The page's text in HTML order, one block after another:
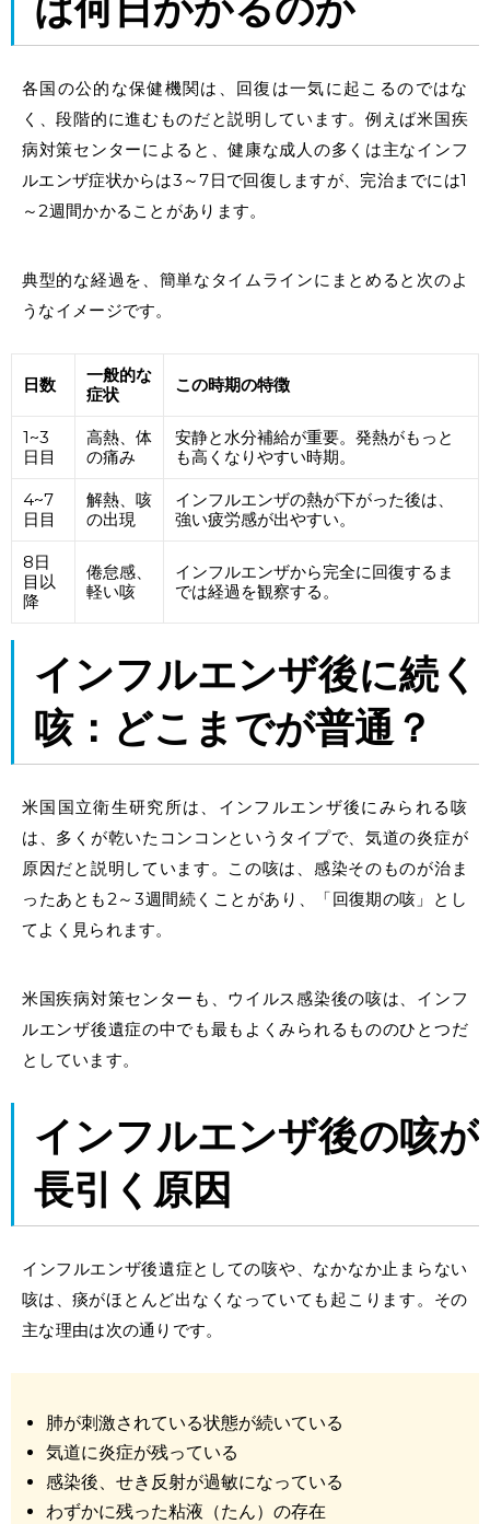
は何日 かかるのか
各国の公的な保健機関は、回復は一気に起こるのではな
く、段階的に進むものだと説明しています。例えば米国疾
病対策センターによると、健康な成人の多くは主なインフ
ルエンザ症状からは3～7日で回復しますが、 完治までには1
～2週間かかることがあります。
典型的な経過を、簡単なタイムラインにまとめると次のよ
うなイメージです。
日数
一般的な
症状
この時期の特徴
1~3
日目
高熱、体
の痛み
安静と水分補給が重要。発熱がもっと
も高くなりやすい時期。
4~7
日目
解熱、 咳
の出現
インフルエンザの熱が下がった後は、
強い疲労感が出やすい。
8日
目以
降
倦怠感、
軽い咳
インフルエンザから完全に回復するま
では経過を観察する。
インフルエンザ後に続く
咳：どこまでが普通？
米国国立衛生研究所は、インフルエンザ後にみられる咳
は、多くが乾いたコンコンというタイプで、気道の炎症が
原因だと説明しています。この咳は、感染そのものが治ま
ったあとも2～3週間続くことがあり、「回復期の咳 」とし
てよく見られます。
米国疾病対策センターも、ウイルス感染後の咳は、インフ
ルエンザ後遺症の中でも最もよくみられるもののひとつだ
としています。
インフルエンザ後の咳が
長引く原因
インフルエンザ後遺症としての咳や、なかなか止まらない
咳は、 痰がほとんど出なくなっていても起こります。その
主な理由は次の通りです。
肺が刺激されている状態が続いている
気道に炎症が残っている
感染後、せき反射が過敏になっている
わずかに残った粘液（たん）の存在